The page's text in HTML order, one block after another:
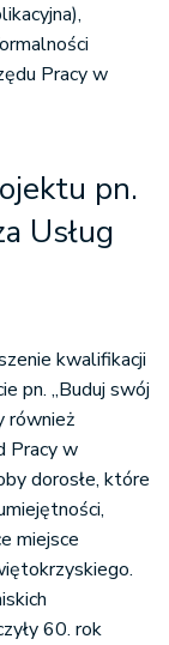
Pracy w
pn.
Usług
kwalifikacji
pn. „Buduj swój
również
Pracy w
dorosłe, które
miejsce
60. rok